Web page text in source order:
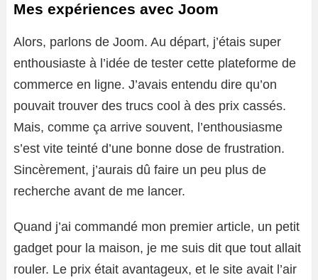
Mes expériences avec Joom
Alors, parlons de Joom. Au départ, j’étais super
enthousiaste à l’idée de tester cette plateforme de
commerce en ligne. J’avais entendu dire qu’on
pouvait trouver des trucs cool à des prix cassés.
Mais, comme ça arrive souvent, l’enthousiasme
s’est vite teinté d’une bonne dose de frustration.
Sincèrement, j’aurais dû faire un peu plus de
recherche avant de me lancer.
Quand j’ai commandé mon premier article, un petit
gadget pour la maison, je me suis dit que tout allait
rouler. Le prix était avantageux, et le site avait l’air